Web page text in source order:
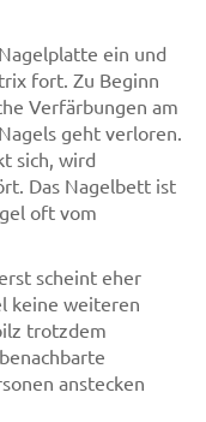
ein und
fort. Zu Beginn
Verfärbungen am
geht verloren.
sich, wird
Das Nagelbett ist
oft vom
scheint eher
keine weiteren
trotzdem
anstecken